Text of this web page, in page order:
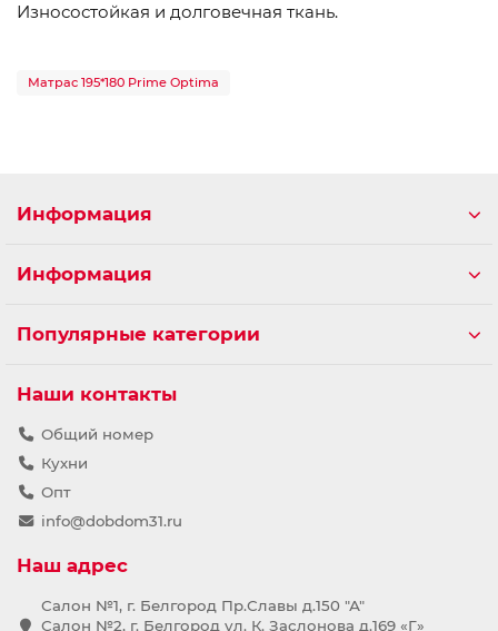
Износостойкая и долговечная ткань.
Матрас 195*180 Prime Optima
Информация
Информация
Популярные категории
Наши контакты
Общий номер
Кухни
Опт
info@dobdom31.ru
Наш адрес
Салон №1, г. Белгород Пр.Славы д.150 "А"
Салон №2, г. Белгород ул. К. Заслонова д.169 «Г»